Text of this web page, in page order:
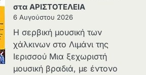
στα ΑΡΙΣΤΟΤΕΛΕΙΑ
6 Αυγούστου 2026
Η σερβική μουσική των
χάλκινων στο Λιμάνι της
Ιερισσού Μια ξεχωριστή
μουσική βραδιά, με έντονο